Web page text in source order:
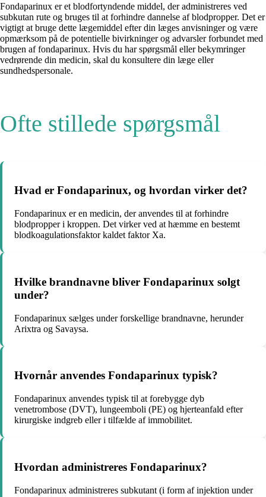
Fondaparinux er et blodfortyndende middel, der administreres ved
subkutan rute og bruges til at forhindre dannelse af blodpropper. Det er
vigtigt at bruge dette lægemiddel efter din læges anvisninger og være
opmærksom på de potentielle bivirkninger og advarsler forbundet med
brugen af fondaparinux. Hvis du har spørgsmål eller bekymringer
vedrørende din medicin, skal du konsultere din læge eller
sundhedspersonale.
Ofte stillede spørgsmål
Hvad er Fondaparinux, og hvordan virker det?
Fondaparinux er en medicin, der anvendes til at forhindre
blodpropper i kroppen. Det virker ved at hæmme en bestemt
blodkoagulationsfaktor kaldet faktor Xa.
Hvilke brandnavne bliver Fondaparinux solgt
under?
Fondaparinux sælges under forskellige brandnavne, herunder
Arixtra og Savaysa.
Hvornår anvendes Fondaparinux typisk?
Fondaparinux anvendes typisk til at forebygge dyb
venetrombose (DVT), lungeemboli (PE) og hjerteanfald efter
kirurgiske indgreb eller i tilfælde af immobilitet.
Hvordan administreres Fondaparinux?
Fondaparinux administreres subkutant (i form af injektion under